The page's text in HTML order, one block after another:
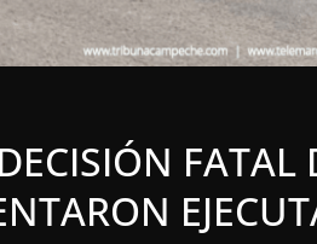
LOCALES OPINIÓN
5 agosto, 2026